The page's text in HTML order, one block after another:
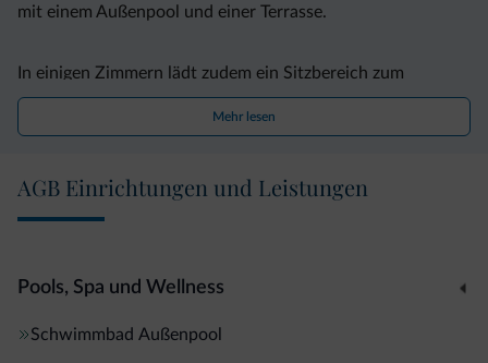
mit einem Außenpool und einer Terrasse.
In einigen Zimmern lädt zudem ein Sitzbereich zum
Entspannen ein. Alle Zimmer bieten ein eigenes Bad. Im
Schloss Englar nutzen Sie kostenfreies WLAN.
Vom Schloss Englar aus erreichen Sie Bozen nach 10 km
und Brixen nach 55 km.
kostenfrei.
Mehr lesen
AGB Einrichtungen und Leistungen
Pools, Spa und Wellness
Schwimmbad Außenpool